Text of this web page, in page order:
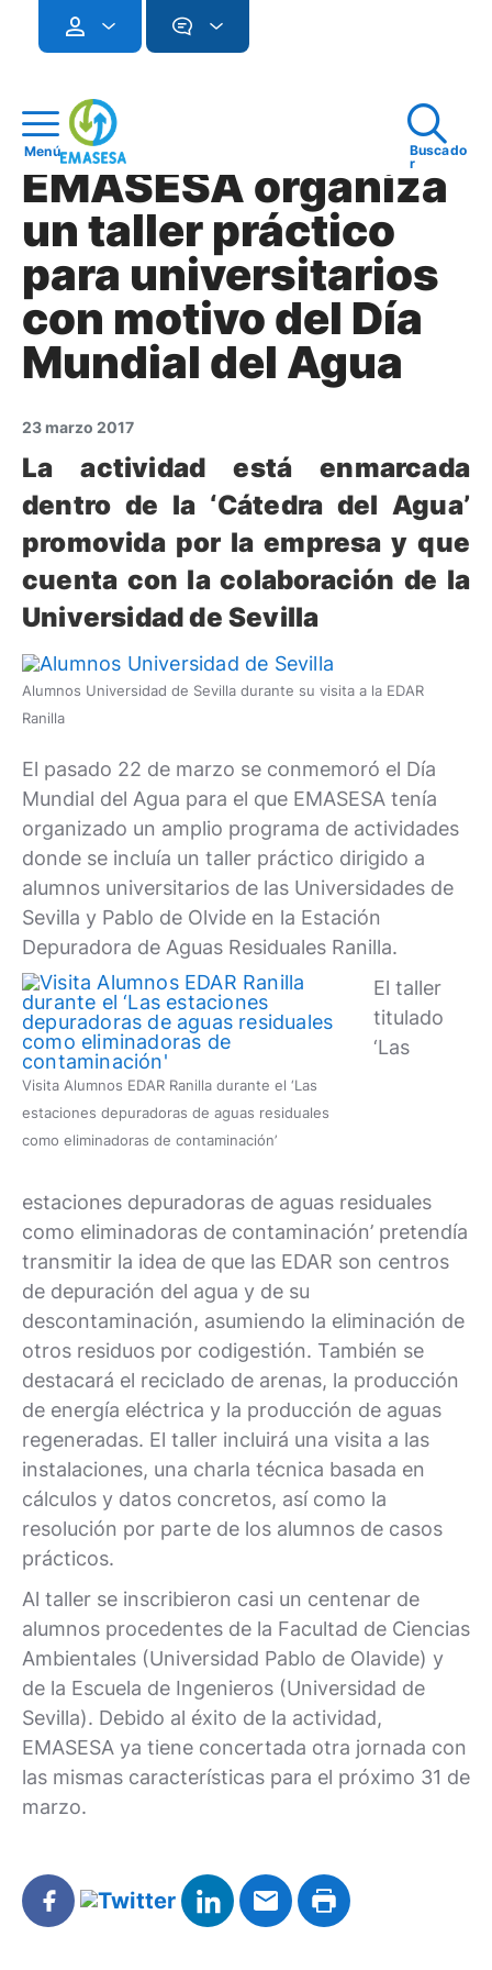
Menú
Buscado
r
EMASESA organiza
un taller práctico
para universitarios
con motivo del Día
Mundial del Agua
23 marzo 2017
La actividad está enmarcada
dentro de la ‘Cátedra del Agua’
promovida por la empresa y que
cuenta con la colaboración de la
Universidad de Sevilla
Alumnos Universidad de Sevilla durante su visita a la EDAR
Ranilla
El pasado 22 de marzo se conmemoró el Día
Mundial del Agua para el que EMASESA tenía
organizado un amplio programa de actividades
donde se incluía un taller práctico dirigido a
alumnos universitarios de las Universidades de
Sevilla y Pablo de Olvide en la Estación
Depuradora de Aguas Residuales Ranilla.
Visita Alumnos EDAR Ranilla durante el ‘Las
estaciones depuradoras de aguas residuales
como eliminadoras de contaminación’
El taller
titulado
‘Las
estaciones depuradoras de aguas residuales
como eliminadoras de contaminación’ pretendía
transmitir la idea de que las EDAR son centros
de depuración del agua y de su
descontaminación, asumiendo la eliminación de
otros residuos por codigestión. También se
destacará el reciclado de arenas, la producción
de energía eléctrica y la producción de aguas
regeneradas. El taller incluirá una visita a las
instalaciones, una charla técnica basada en
cálculos y datos concretos, así como la
resolución por parte de los alumnos de casos
prácticos.
Al taller se inscribieron casi un centenar de
alumnos procedentes de la Facultad de Ciencias
Ambientales (Universidad Pablo de Olavide) y
de la Escuela de Ingenieros (Universidad de
Sevilla). Debido al éxito de la actividad,
EMASESA ya tiene concertada otra jornada con
las mismas características para el próximo 31 de
marzo.